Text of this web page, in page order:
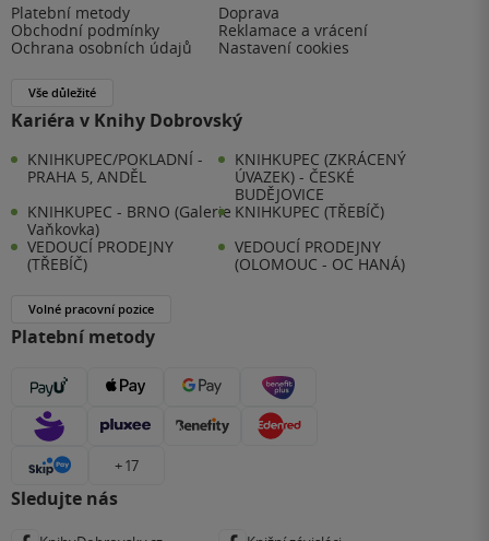
Platební metody
Doprava
Obchodní podmínky
Reklamace a vrácení
Ochrana osobních údajů
Nastavení cookies
Vše důležité
Kariéra v Knihy Dobrovský
KNIHKUPEC/POKLADNÍ -
PRAHA 5, ANDĚL
KNIHKUPEC (ZKRÁCENÝ
ÚVAZEK) - ČESKÉ
BUDĚJOVICE
KNIHKUPEC - BRNO (Galerie
Vaňkovka)
KNIHKUPEC (TŘEBÍČ)
VEDOUCÍ PRODEJNY
(TŘEBÍČ)
VEDOUCÍ PRODEJNY
(OLOMOUC - OC HANÁ)
Volné pracovní pozice
Platební metody
+ 17
Sledujte nás